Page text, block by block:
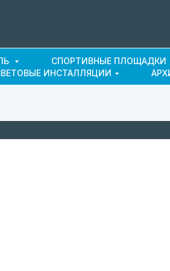
СПОРТИВНЫЕ ПЛОЩАДКИ
ИНСТАЛЛЯЦИИ